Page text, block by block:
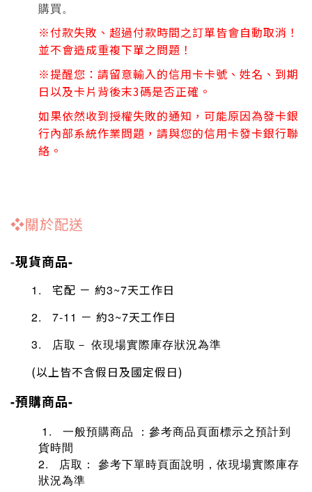
購買。
※付款失敗、超過付款時間之訂單皆會自動取消！
並不會造成重複下單之問題！
※提醒您：請留意輸入的信用卡卡號、姓名、到期
日以及卡片背後末3碼是否正確。
如果依然收到授權失敗的通知，可能原因為發卡銀
行內部系統作業問題，請與您的信用卡發卡銀行聯
絡。
❖關於配送
-現貨商品-
1. 宅配 － 約3~7天工作日
2. 7-11 － 約3~7天工作日
3. 店取 － 依現場實際庫存狀況為準
(以上皆不含假日及國定假日)
-預購商品-
1. 一般預購商品 ：參考商品頁面標示之預計到
貨時間
2. 店取 ： 參考下單時頁面說明， 依現場實際庫存
狀況為準